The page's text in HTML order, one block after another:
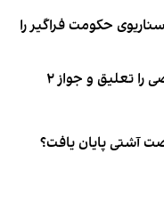
حکومت فراگیر را
طالبان فعالیت ۷ دانشگاه خصوصی را تعلیق و جواز ۲
آشتی پایان یافت؟